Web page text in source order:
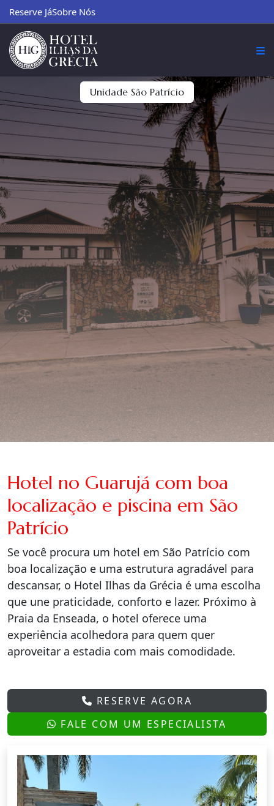
Reserve JáSobre Nós
Unidade São Patrício
Hotel no Guarujá com boa
localização e piscina em São
Patrício
Se você procura um hotel em São Patrício com
boa localização e uma estrutura agradável para
descansar, o Hotel Ilhas da Grécia é uma escolha
que une praticidade, conforto e lazer. Próximo à
Praia da Enseada, o hotel oferece uma
experiência acolhedora para quem quer
aproveitar a estadia com mais comodidade.
RESERVE AGORA
FALE COM UM ESPECIALISTA